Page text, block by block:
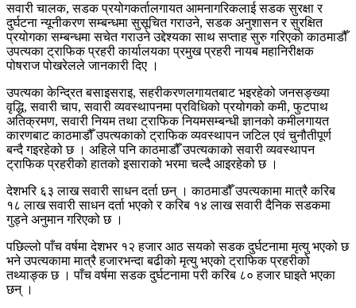
सवारी चालक, सडक प्रयोगकर्तालगायत आमनागरिकलाई सडक सुरक्षा र
दुर्घटना न्यूनीकरण सम्बन्धमा सुसूचित गराउने, सडक अनुशासन र सुरक्षित
प्रयोगका सम्बन्धमा सचेत गराउने उद्देश्यका साथ सप्ताह सुरु गरिएको काठमाडौँ
उपत्यका ट्राफिक प्रहरी कार्यालयका प्रमुख प्रहरी नायब महानिरीक्षक
पोषराज पोखरेलले जानकारी दिए ।
उपत्यका केन्द्रित बसाइसराइ, सहरीकरणलगायतबाट भइरहेको जनसङ्ख्या
वृद्धि, सवारी चाप, सवारी व्यवस्थापनमा प्रविधिको प्रयोगको कमी, फुटपाथ
अतिक्रमण, सवारी नियम तथा ट्राफिक नियमसम्बन्धी ज्ञानको कमीलगायत
कारणबाट काठमाडौँ उपत्यकाको ट्राफिक व्यवस्थापन जटिल एवं चुनौतीपूर्ण
बन्दै गइरहेको छ । अहिले पनि काठमाडौँ उपत्यकाको सवारी व्यवस्थापन
ट्राफिक प्रहरीको हातको इसाराको भरमा चल्दै आइरहेको छ ।
देशभरि ६३ लाख सवारी साधन दर्ता छन् । काठमाडौँ उपत्यकामा मात्रै करिब
१८ लाख सवारी साधन दर्ता भएको र करिब १४ लाख सवारी दैनिक सडकमा
गुड्ने अनुमान गरिएको छ ।
पछिल्लो पाँच वर्षमा देशभर १२ हजार आठ सयको सडक दुर्घटनामा मृत्यु भएको छ
भने उपत्यकामा मात्रै हजारभन्दा बढीको मृत्यु भएको ट्राफिक प्रहरीको
तथ्याङ्क छ । पाँच वर्षमा सडक दुर्घटनामा परी करिब ८० हजार घाइते भएका
छन् ।